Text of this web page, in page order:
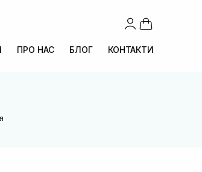
ПРО НАС БЛОГ КОНТАКТИ